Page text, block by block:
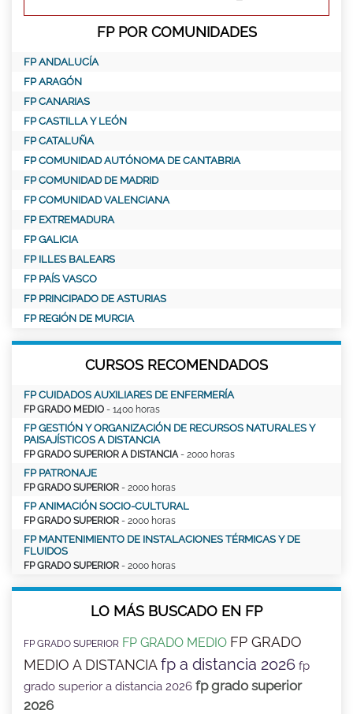
FP POR COMUNIDADES
FP ANDALUCÍA
FP ARAGÓN
FP CANARIAS
FP CASTILLA Y LEÓN
FP CATALUÑA
FP COMUNIDAD AUTÓNOMA DE CANTABRIA
FP COMUNIDAD DE MADRID
FP COMUNIDAD VALENCIANA
FP EXTREMADURA
FP GALICIA
FP ILLES BALEARS
FP PAÍS VASCO
FP PRINCIPADO DE ASTURIAS
FP REGIÓN DE MURCIA
CURSOS RECOMENDADOS
FP CUIDADOS AUXILIARES DE ENFERMERÍA
FP GRADO MEDIO - 1400 horas
FP GESTIÓN Y ORGANIZACIÓN DE RECURSOS NATURALES Y
PAISAJÍSTICOS A DISTANCIA
FP GRADO SUPERIOR A DISTANCIA - 2000 horas
FP PATRONAJE
FP GRADO SUPERIOR - 2000 horas
FP ANIMACIÓN SOCIO-CULTURAL
FP GRADO SUPERIOR - 2000 horas
FP MANTENIMIENTO DE INSTALACIONES TÉRMICAS Y DE
FLUIDOS
FP GRADO SUPERIOR - 2000 horas
LO MÁS BUSCADO EN FP
FP GRADO SUPERIOR FP GRADO MEDIO FP GRADO
MEDIO A DISTANCIAfp a distancia 2026 fp
grado superior a distancia 2026 fp grado superior
2026